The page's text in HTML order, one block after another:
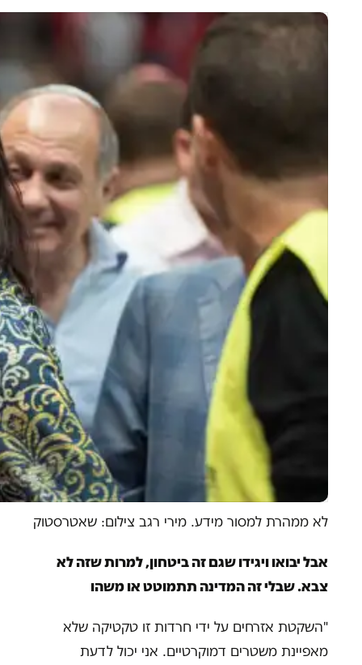
לא ממהרת למסור מידע. מירי רגב צילום: שאטרסטוק
אבל יבואו ויגידו שגם זה ביטחון, למרות שזה לא
צבא. שבלי זה המדינה תתמוטט או משהו
"השקטת אזרחים על ידי חרדות זו טקטיקה שלא
מאפיינת משטרים דמוקרטיים. אני יכול לדעת